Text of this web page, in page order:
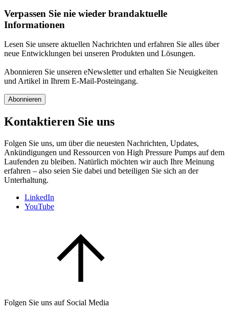
Verpassen Sie nie wieder brandaktuelle
Informationen
Lesen Sie unsere aktuellen Nachrichten und erfahren Sie alles über
neue Entwicklungen bei unseren Produkten und Lösungen.
Abonnieren Sie unseren eNewsletter und erhalten Sie Neuigkeiten
und Artikel in Ihrem E-Mail-Posteingang.
Abonnieren
Kontaktieren Sie uns
Folgen Sie uns, um über die neuesten Nachrichten, Updates,
Ankündigungen und Ressourcen von High Pressure Pumps auf dem
Laufenden zu bleiben. Natürlich möchten wir auch Ihre Meinung
erfahren – also seien Sie dabei und beteiligen Sie sich an der
Unterhaltung.
LinkedIn
YouTube
Folgen Sie uns auf Social Media